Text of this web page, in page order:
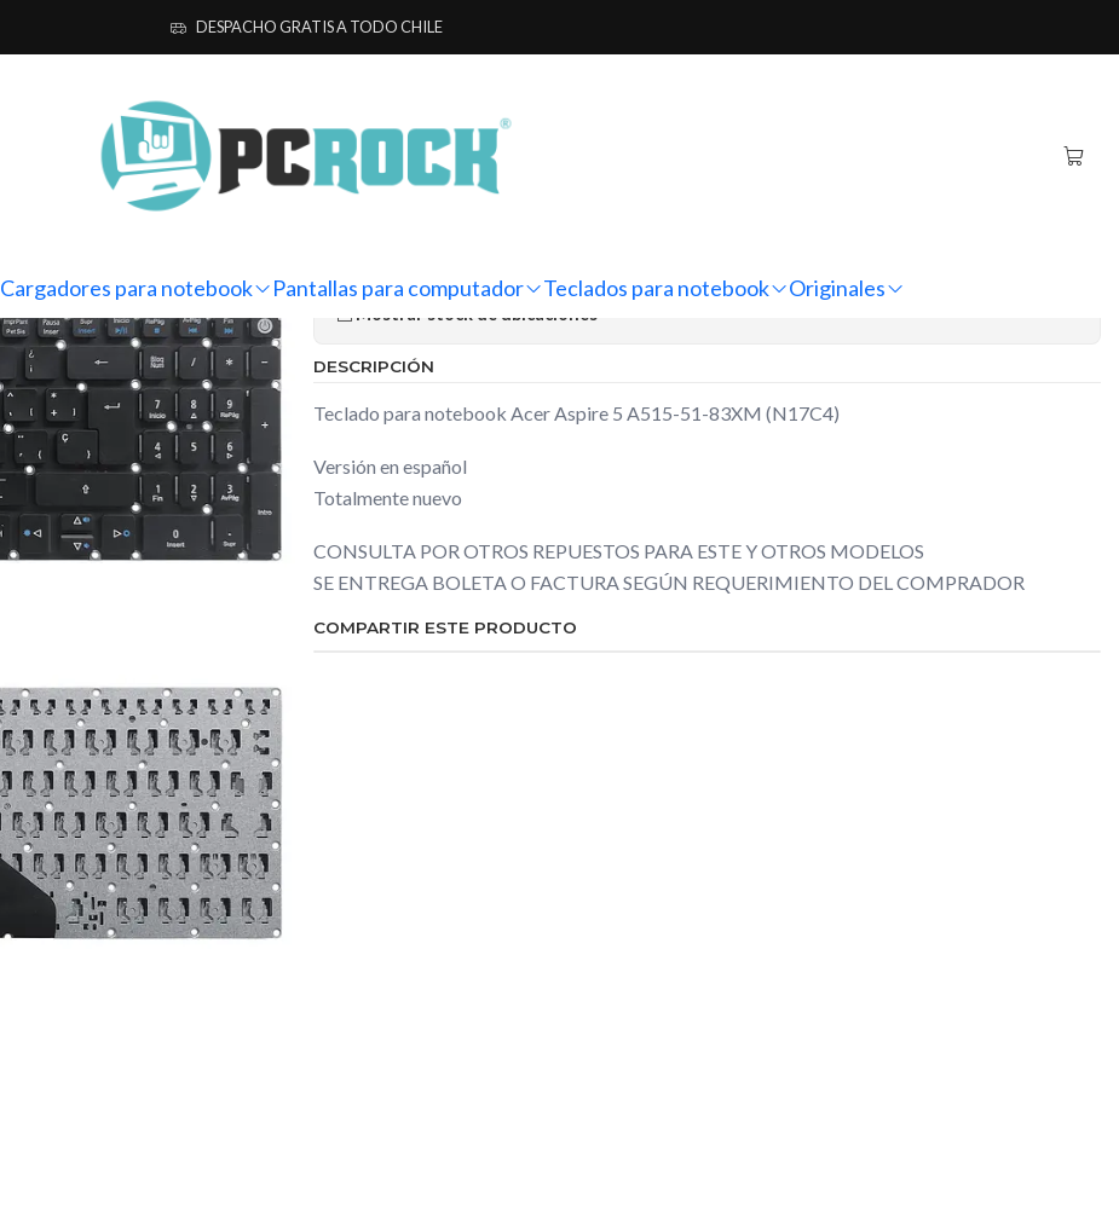
Cargadores para notebook Pantallas para computador Teclados para notebook Originales
DESPACHO GRATIS A TODO CHILE
Acer Teclado Notebook Acer Aspire 5 A515-51-83XM (N17C4)
Teclado Notebook Acer Aspire 5 A515-
51-83XM (N17C4)
Mostrar stock de ubicaciones
DESCRIPCIÓN
Teclado para notebook Acer Aspire 5 A515-51-83XM (N17C4)
Versión en español
Totalmente nuevo
CONSULTA POR OTROS REPUESTOS PARA ESTE Y OTROS MODELOS
SE ENTREGA BOLETA O FACTURA SEGÚN REQUERIMIENTO DEL COMPRADOR
COMPARTIR ESTE PRODUCTO